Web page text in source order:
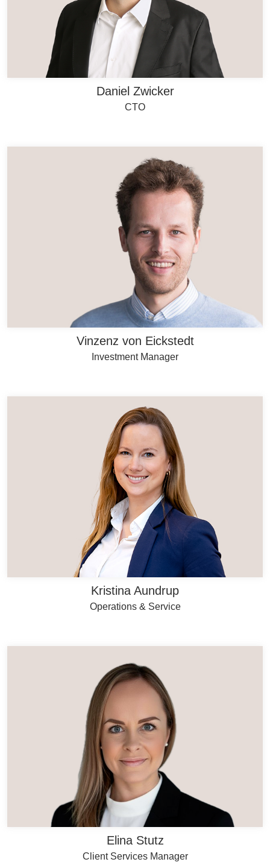
Daniel Zwicker
CTO
Vinzenz von Eickstedt
Investment Manager
Kristina Aundrup
Operations & Service
Elina Stutz
Client Services Manager